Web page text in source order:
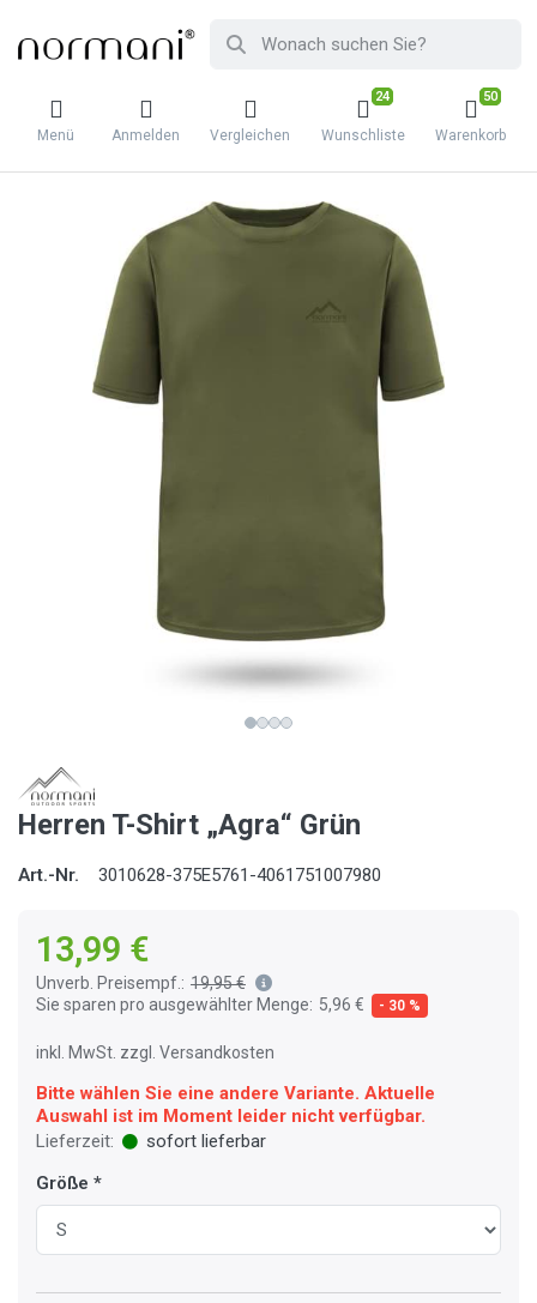
Menü Anmelden Vergleichen
24
Wunschliste
50
Warenkorb
Herren T-Shirt „Agra“ Grün
Art.-Nr. 3010628-375E5761-4061751007980
13,99 €
Unverb. Preisempf.: 19,95 €
Sie sparen pro ausgewählter Menge: 5,96 € - 30 %
inkl. MwSt. zzgl. Versandkosten
Bitte wählen Sie eine andere Variante. Aktuelle
Auswahl ist im Moment leider nicht verfügbar.
Lieferzeit:
sofort lieferbar
Größe